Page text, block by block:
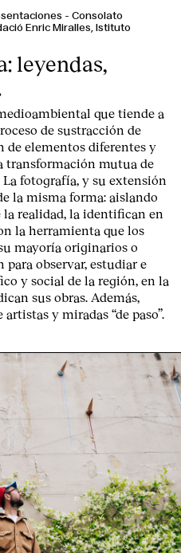
- Consolato
Enric Miralles, Istituto
leyendas,
que tiende a
de sustracción de
de elementos diferentes y
transformación mutua de
fotografía, y su extensión
la misma forma: aislando
realidad, la identifican en
la herramienta que los
mayoría originarios o
observar, estudiar e
y social de la región, en la
sus obras. Además,
y miradas “de paso”.